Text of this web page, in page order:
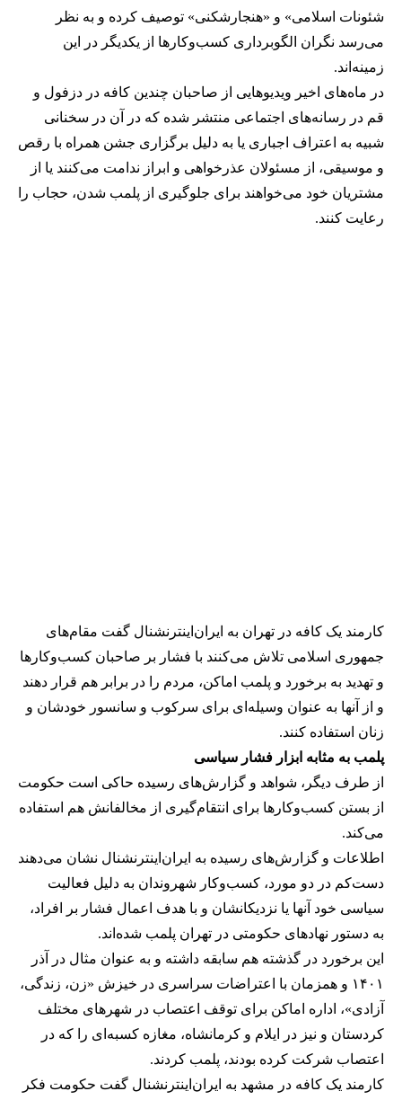
شئونات اسلامی» و «هنجارشکنی» توصیف کرده و به نظر
می‌رسد نگران الگوبرداری کسب‌وکارها از یکدیگر در این
زمینه‌اند.
در ماه‌های اخیر ویدیوهایی از صاحبان چندین کافه در دزفول و
قم در رسانه‌های اجتماعی منتشر شده که در آن در سخنانی
شبیه به اعتراف اجباری یا به دلیل برگزاری جشن همراه با رقص
و موسیقی، از مسئولان عذرخواهی و ابراز ندامت می‌کنند یا از
مشتریان خود می‌خواهند برای جلوگیری از پلمب شدن، حجاب را
رعایت کنند.
کارمند یک کافه در تهران به ایران‌اینترنشنال گفت مقام‌های
جمهوری اسلامی تلاش می‌کنند با فشار بر صاحبان کسب‌وکارها
و تهدید به برخورد و پلمب اماکن، مردم را در برابر هم قرار دهند
و از آنها به عنوان وسیله‌ای برای سرکوب و سانسور خودشان و
زنان استفاده کنند.
پلمب به مثابه ابزار فشار سیاسی
از طرف دیگر، شواهد و گزارش‌های رسیده حاکی است حکومت
از بستن کسب‌وکارها برای انتقام‌گیری از مخالفانش هم استفاده
می‌کند.
اطلاعات و گزارش‌های رسیده به ایران‌اینترنشنال نشان می‌دهند
دست‌کم در دو مورد، کسب‌وکار شهروندان به دلیل فعالیت
سیاسی خود آنها یا نزدیکانشان و با هدف اعمال فشار بر افراد،
به دستور نهادهای حکومتی در تهران پلمب شده‌اند.
این برخورد در گذشته هم سابقه داشته و به عنوان مثال در آذر
۱۴۰۱ و همزمان با اعتراضات سراسری در خیزش «زن، زندگی،
آزادی»، اداره اماکن برای توقف اعتصاب در شهرهای مختلف
کردستان و نیز در ایلام و کرمانشاه، مغازه کسبه‌ای را که در
اعتصاب شرکت کرده بودند، پلمب کردند.
کارمند یک کافه در مشهد به ایران‌اینترنشنال گفت حکومت فکر